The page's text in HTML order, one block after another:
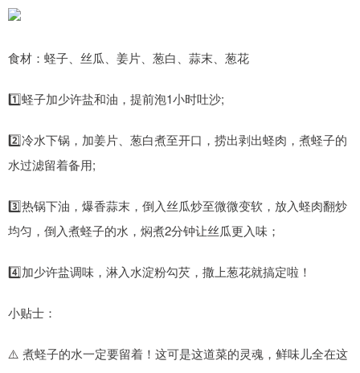
食材：蛏子、丝瓜、姜片、葱白、蒜末、葱花
1️⃣蛏子加少许盐和油，提前泡1小时吐沙;
2️⃣冷水下锅，加姜片、葱白煮至开口，捞出剥出蛏肉，煮蛏子的
水过滤留着备用;
3️⃣热锅下油，爆香蒜末，倒入丝瓜炒至微微变软，放入蛏肉翻炒
均匀，倒入煮蛏子的水，焖煮2分钟让丝瓜更入味；
4️⃣加少许盐调味，淋入水淀粉勾芡，撒上葱花就搞定啦！
小贴士：
⚠️ 煮蛏子的水一定要留着！这可是这道菜的灵魂，鲜味儿全在这